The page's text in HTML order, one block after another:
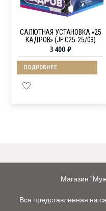
САЛЮТНАЯ УСТАНОВКА «25
КАДРОВ» (JF C25-25/03)
3 400₽
ПОДРОБНЕЕ
Магазин
Вся представленная на